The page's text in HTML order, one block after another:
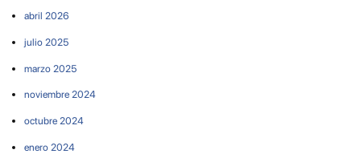
abril 2026
julio 2025
marzo 2025
noviembre 2024
octubre 2024
enero 2024